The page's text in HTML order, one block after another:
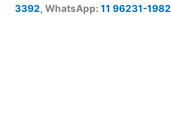
3392, WhatsApp:11 96231-1982